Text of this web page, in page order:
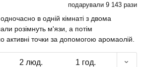
подарували 9 143 рази
в одній кімнаті з двома
розімнуть м'язи, а потім
активні точки за допомогою аромаолій.
2 люд. 1 год.